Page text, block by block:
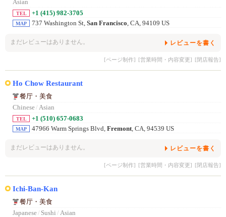
Asian
TEL +1 (415) 982-3705
MAP 737 Washington St, San Francisco, CA, 94109 US
まだレビューはありません。 レビューを書く
[ページ制作] [営業時間・内容変更] [閉店報告]
Ho Chow Restaurant
餐厅・美食
Chinese/ Asian
TEL +1 (510) 657-0683
MAP 47966 Warm Springs Blvd, Fremont, CA, 94539 US
まだレビューはありません。 レビューを書く
[ページ制作] [営業時間・内容変更] [閉店報告]
Ichi-Ban-Kan
餐厅・美食
Japanese/ Sushi / Asian